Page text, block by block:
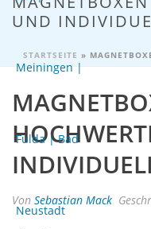
UND
STARTSEITE »
Von Sebastian Mack